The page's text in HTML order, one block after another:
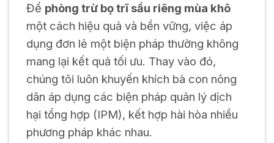
Để phòng trừ bọ trĩ sầu riêng mùa khô
một cách hiệu quả và bền vững, việc áp
dụng đơn lẻ một biện pháp thường không
mang lại kết quả tối ưu. Thay vào đó,
chúng tôi luôn khuyến khích bà con nông
dân áp dụng các biện pháp quản lý dịch
hại tổng hợp (IPM), kết hợp hài hòa nhiều
phương pháp khác nhau.